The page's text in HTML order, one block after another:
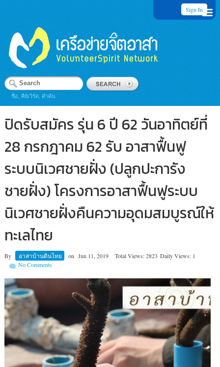
Sign In
ชื่อ, คีย์เวิร์ด, คำค้น
ปิดรับสมัคร รุ่น 6 ปี 62 วันอาทิตย์ที่
28 กรกฎาคม 62 รับ อาสาฟื้นฟู
ระบบนิเวศชายฝั่ง (ปลูกปะการัง
ชายฝั่ง) โครงการอาสาฟื้นฟูระบบ
นิเวศชายฝั่งคืนความอุดมสมบูรณ์ให้
ทะเลไทย
By อาสาบ้านดินไทย on Jun 11, 2019 Total Views: 2823 Daily Views: 1
No Comments